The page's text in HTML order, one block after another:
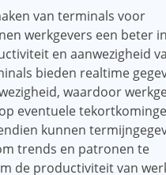
van terminals voor
werkgevers een beter
en aanwezigheid
bieden realtime
waardoor
eventuele
kunnen
trends en patronen te
de productiviteit van